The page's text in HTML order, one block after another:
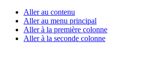
Aller au contenu
Aller au menu principal
Aller à la première colonne
Aller à la seconde colonne